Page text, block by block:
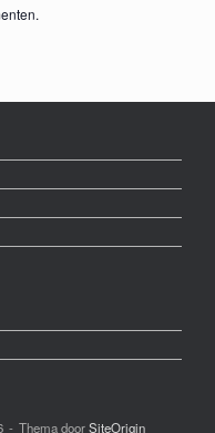
Thema doorSiteOrigin